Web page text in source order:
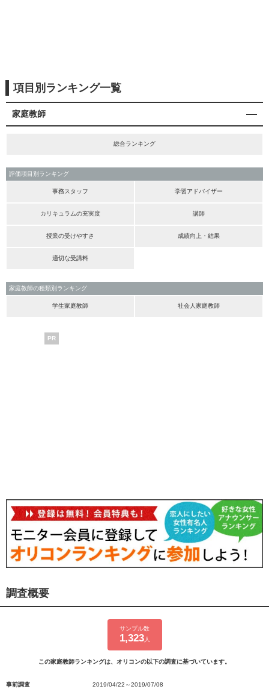
項目別ランキング一覧
家庭教師
総合ランキング
評価項目別ランキング
事務スタッフ 学習アドバイザー
カリキュラムの充実度 講師
授業の受けやすさ 成績向上・結果
適切な受講料
家庭教師の種類別ランキング
学生家庭教師 社会人家庭教師
PR
調査概要
サンプル数
1,323人
この家庭教師ランキングは、オリコンの以下の調査に基づいています。
事前調査 2019/04/22～2019/07/08